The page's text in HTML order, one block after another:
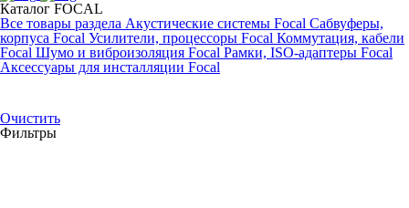
Каталог FOCAL
Все товары раздела Акустические системы Focal Сабвуферы,
корпуса Focal Усилители, процессоры Focal Коммутация, кабели
Focal Шумо и виброизоляция Focal Рамки, ISO-адаптеры Focal
Аксессуары для инсталляции Focal
Очистить
Фильтры